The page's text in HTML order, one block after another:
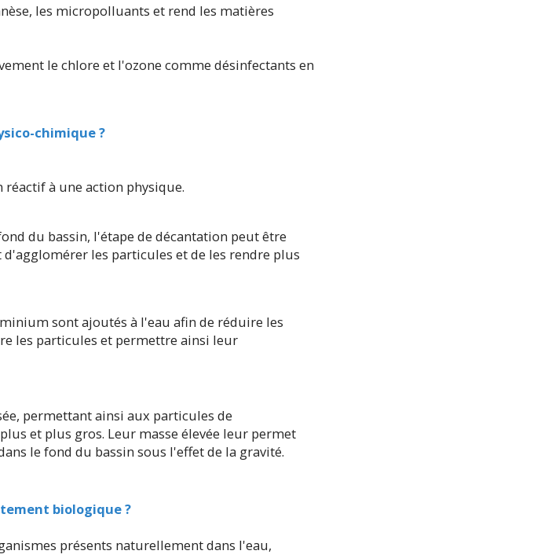
les micropolluants et rend les matières
le chlore et l'ozone comme désinfectants en
chimique ?
à une action physique.
du bassin, l'étape de décantation peut être
les particules et de les rendre plus
sont ajoutés à l'eau afin de réduire les
les particules et permettre ainsi leur
permettant ainsi aux particules de
et plus gros. Leur masse élevée leur permet
le fond du bassin sous l'effet de la gravité.
biologique ?
présents naturellement dans l'eau,